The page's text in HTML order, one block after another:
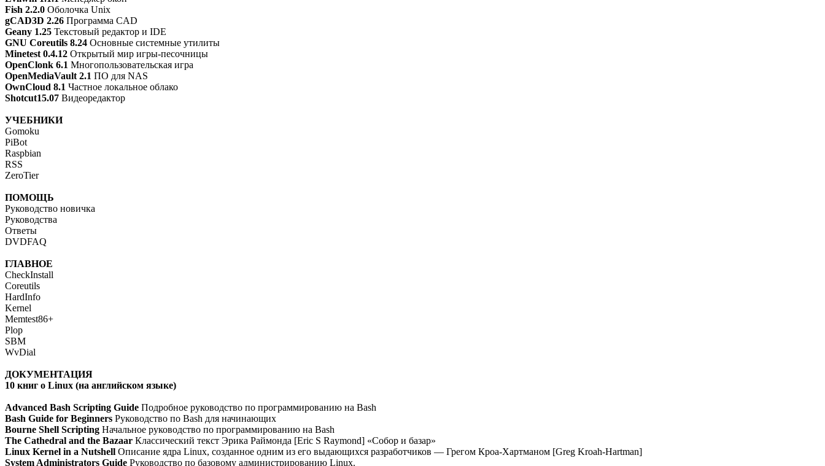
Fish 2.2.0 Оболочка Unix
gCAD3D 2.26 Программа CAD
Geany 1.25 Текстовый редактор и IDE
GNU Coreutils 8.24 Основные системные утилиты
Minetest 0.4.12 Открытый мир игры-песочницы
OpenClonk 6.1 Многопользовательская игра
OpenMediaVault 2.1 ПО для NAS
OwnCloud 8.1 Частное локальное облако
Shotcut15.07 Видеоредактор
УЧЕБНИКИ
Gomoku
PiBot
Raspbian
RSS
ZeroTier
ПОМОЩЬ
Руководство новичка
Руководства
Ответы
DVDFAQ
ГЛАВНОЕ
CheckInstall
Coreutils
HardInfo
Kernel
Memtest86+
Plop
SBM
WvDial
ДОКУМЕНТАЦИЯ
10 книг о Linux (на английском языке)
Advanced Bash Scripting Guide Подробное руководство по программированию на Bash
Bash Guide for Beginners Руководство по Bash для начинающих
Bourne Shell Scripting Начальное руководство по программированию на Bash
The Cathedral and the Bazaar Классический текст Эрика Раймонда [Eric S Raymond] «Собор и базар»
Linux Kernel in a Nutshell Описание ядра Linux, созданное одним из его выдающихся разработчиков — Грегом Кроа-Хартманом [Greg Kroah-Hartman]
System Administrators Guide Руководство по базовому администрированию Linux.